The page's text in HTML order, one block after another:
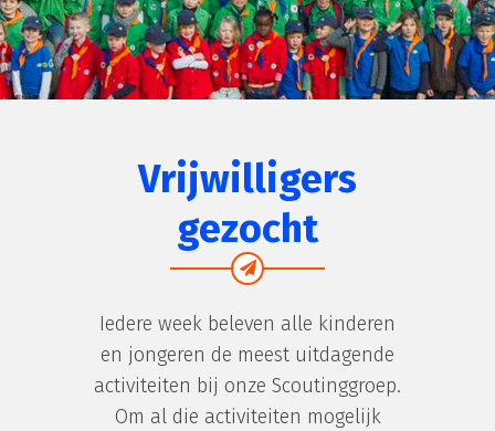
Vrijwilligers
gezocht
Iedere week beleven alle kinderen
en jongeren de meest uitdagende
activiteiten bij onze Scoutinggroep.
Om al die activiteiten mogelijk